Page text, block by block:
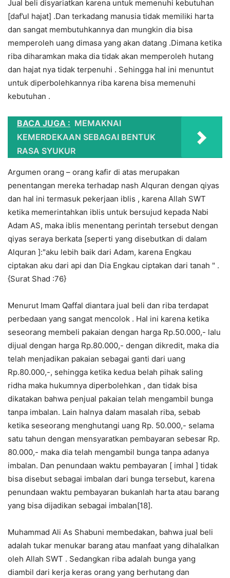
Jual beli disyariatkan karena untuk memenuhi kebutuhan
[daf’ul hajat] .Dan terkadang manusia tidak memiliki harta
dan sangat membutuhkannya dan mungkin dia bisa
memperoleh uang dimasa yang akan datang .Dimana ketika
riba diharamkan maka dia tidak akan memperoleh hutang
dan hajat nya tidak terpenuhi . Sehingga hal ini menuntut
untuk diperbolehkannya riba karena bisa memenuhi
kebutuhan .
BACA JUGA : MEMAKNAI
KEMERDEKAAN SEBAGAI BENTUK
RASA SYUKUR
Argumen orang – orang kafir di atas merupakan
penentangan mereka terhadap nash Alquran dengan qiyas
dan hal ini termasuk pekerjaan iblis , karena Allah SWT
ketika memerintahkan iblis untuk bersujud kepada Nabi
Adam AS, maka iblis menentang perintah tersebut dengan
qiyas seraya berkata [seperti yang disebutkan di dalam
Alquran ]:"aku lebih baik dari Adam, karena Engkau
ciptakan aku dari api dan Dia Engkau ciptakan dari tanah " .
{Surat Shad :76}
Menurut Imam Qaffal diantara jual beli dan riba terdapat
perbedaan yang sangat mencolok . Hal ini karena ketika
seseorang membeli pakaian dengan harga Rp.50.000,- lalu
dijual dengan harga Rp.80.000,- dengan dikredit, maka dia
telah menjadikan pakaian sebagai ganti dari uang
Rp.80.000,-, sehingga ketika kedua belah pihak saling
ridha maka hukumnya diperbolehkan , dan tidak bisa
dikatakan bahwa penjual pakaian telah mengambil bunga
tanpa imbalan. Lain halnya dalam masalah riba, sebab
ketika seseorang menghutangi uang Rp. 50.000,- selama
satu tahun dengan mensyaratkan pembayaran sebesar Rp.
80.000,- maka dia telah mengambil bunga tanpa adanya
imbalan. Dan penundaan waktu pembayaran [ imhal ] tidak
bisa disebut sebagai imbalan dari bunga tersebut, karena
penundaan waktu pembayaran bukanlah harta atau barang
yang bisa dijadikan sebagai imbalan[18].
Muhammad Ali As Shabuni membedakan, bahwa jual beli
adalah tukar menukar barang atau manfaat yang dihalalkan
oleh Allah SWT . Sedangkan riba adalah bunga yang
diambil dari kerja keras orang yang berhutang dan